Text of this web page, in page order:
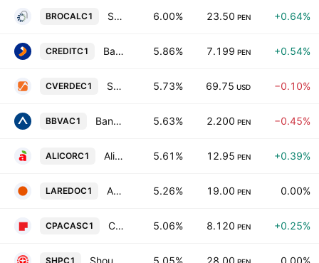
BROCALC1 Sociedad Minera el Brocal SA 6.00% 23.50 PEN +0.64%
CREDITC1 Banco de Credito del Peru SA 5.86% 7.199 PEN +0.54%
CVERDEC1 Sociedad Minera Cerro Verde SAA 5.73% 69.75 USD −0.10%
BBVAC1 Banco BBVA Peru SA 5.63% 2.200 PEN −0.45%
ALICORC1 Alicorp SAA 5.61% 12.95 PEN +0.39%
LAREDOC1 Agroindustrial Laredo SAA 5.26% 19.00 PEN 0.00%
CPACASC1 Cementos Pacasmayo SAA 5.06% 8.120 PEN +0.25%
SHPC1 Shougang Hierro Peru Saa 5.05% 28.00 0.00%